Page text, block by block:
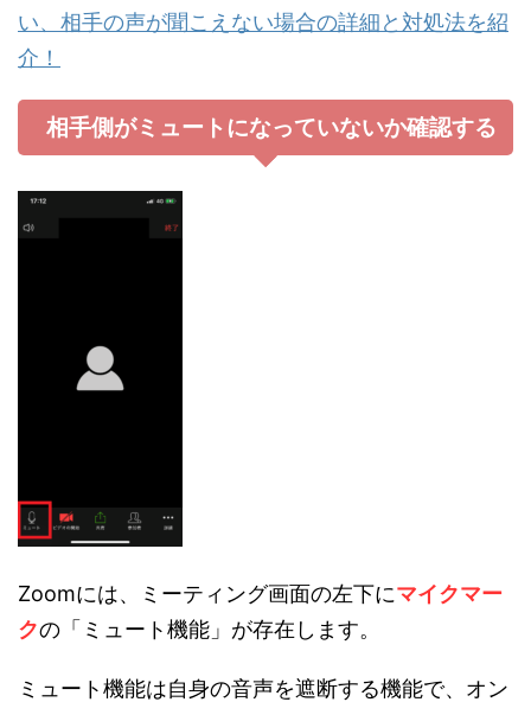
い、相手の声が聞こえない場合の詳細と対処法を紹
介！
相手側がミュートになっていないか確認する
Zoomには、ミーティング画面の左下にマイクマー
クの「ミュート機能」が存在します。
ミュート機能は自身の音声を遮断する機能で、オン